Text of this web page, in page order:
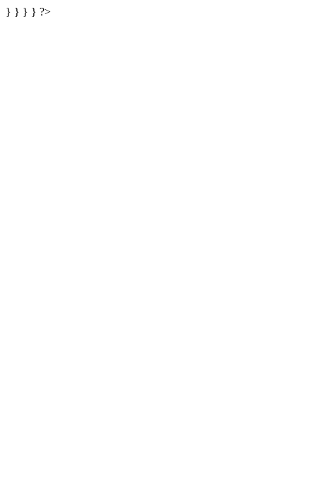
} } } } ?>